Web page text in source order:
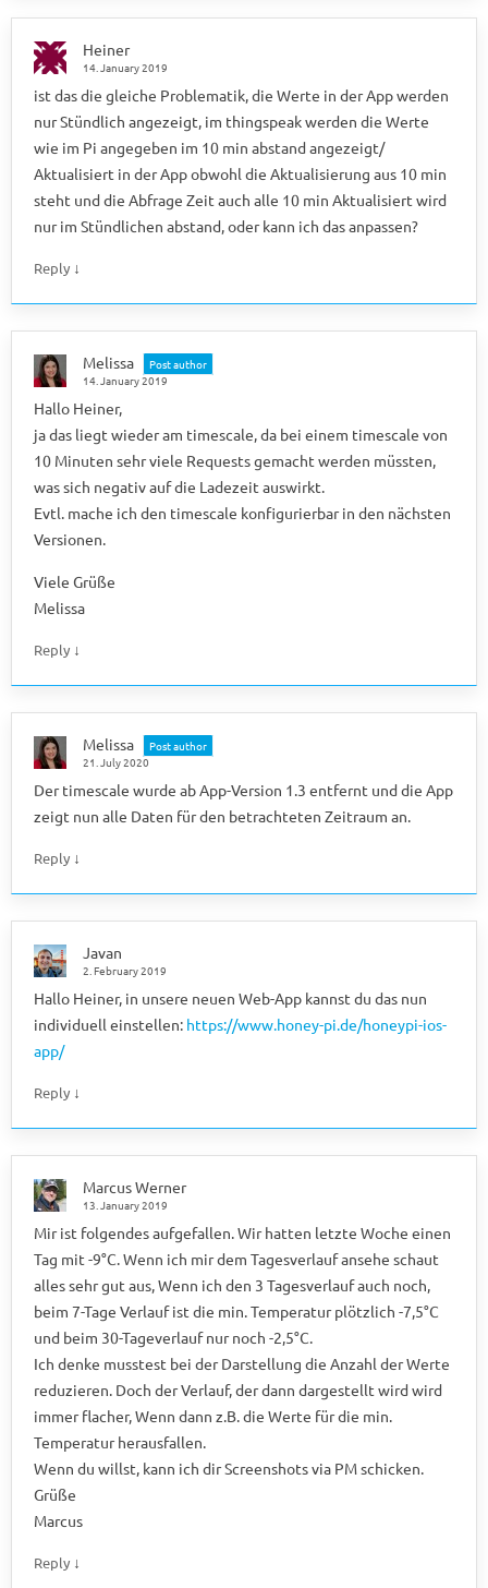
Heiner
14. January 2019
ist das die gleiche Problematik, die Werte in der App werden
nur Stündlich angezeigt, im thingspeak werden die Werte
wie im Pi angegeben im 10 min abstand angezeigt/
Aktualisiert in der App obwohl die Aktualisierung aus 10 min
steht und die Abfrage Zeit auch alle 10 min Aktualisiert wird
nur im Stündlichen abstand, oder kann ich das anpassen?
Reply ↓
Melissa
Post author
14. January 2019
Hallo Heiner,
ja das liegt wieder am timescale, da bei einem timescale von
10 Minuten sehr viele Requests gemacht werden müssten,
was sich negativ auf die Ladezeit auswirkt.
Evtl. mache ich den timescale konfigurierbar in den nächsten
Versionen.
Viele Grüße
Melissa
Reply ↓
Melissa
Post author
21. July 2020
Der timescale wurde ab App-Version 1.3 entfernt und die App
zeigt nun alle Daten für den betrachteten Zeitraum an.
Reply ↓
Javan
2. February 2019
Hallo Heiner, in unsere neuen Web-App kannst du das nun
individuell einstellen: https://www.honey-pi.de/honeypi-ios-
app/
Reply ↓
Marcus Werner
13. January 2019
Mir ist folgendes aufgefallen. Wir hatten letzte Woche einen
Tag mit -9°C. Wenn ich mir dem Tagesverlauf ansehe schaut
alles sehr gut aus, Wenn ich den 3 Tagesverlauf auch noch,
beim 7-Tage Verlauf ist die min. Temperatur plötzlich -7,5°C
und beim 30-Tageverlauf nur noch -2,5°C.
Ich denke musstest bei der Darstellung die Anzahl der Werte
reduzieren. Doch der Verlauf, der dann dargestellt wird wird
immer flacher, Wenn dann z.B. die Werte für die min.
Temperatur herausfallen.
Wenn du willst, kann ich dir Screenshots via PM schicken.
Grüße
Marcus
Reply ↓